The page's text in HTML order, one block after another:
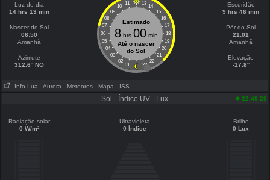
Luz do dia
14 hrs 13 min
Nascer do Sol
06:50
Amanhã
Azimute
312.6° NO
11 13
10
14
09
15
08
16
07
17
06
18
05
19
04
20
03
21
02
22
01 23
Estimado
8hrs 00min
Até o nascer
do Sol
Escuridão
9 hrs 46 min
Pôr do Sol
21:01
Amanhã
Elevação
-17.8°
Info Lua - Aurora - Meteoros - Mapa - ISS
Sol - Índice UV - Lux 22:49:20
Radiação solar
0 W/m²
Ultravioleta
0 Índice
Brilho
0 Lux